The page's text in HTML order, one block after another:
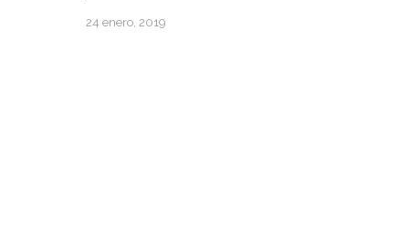
24 enero, 2019